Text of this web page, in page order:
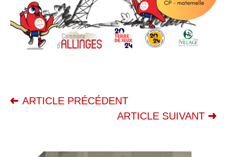
ARTICLE PRÉCÉDENT
ARTICLE SUIVANT